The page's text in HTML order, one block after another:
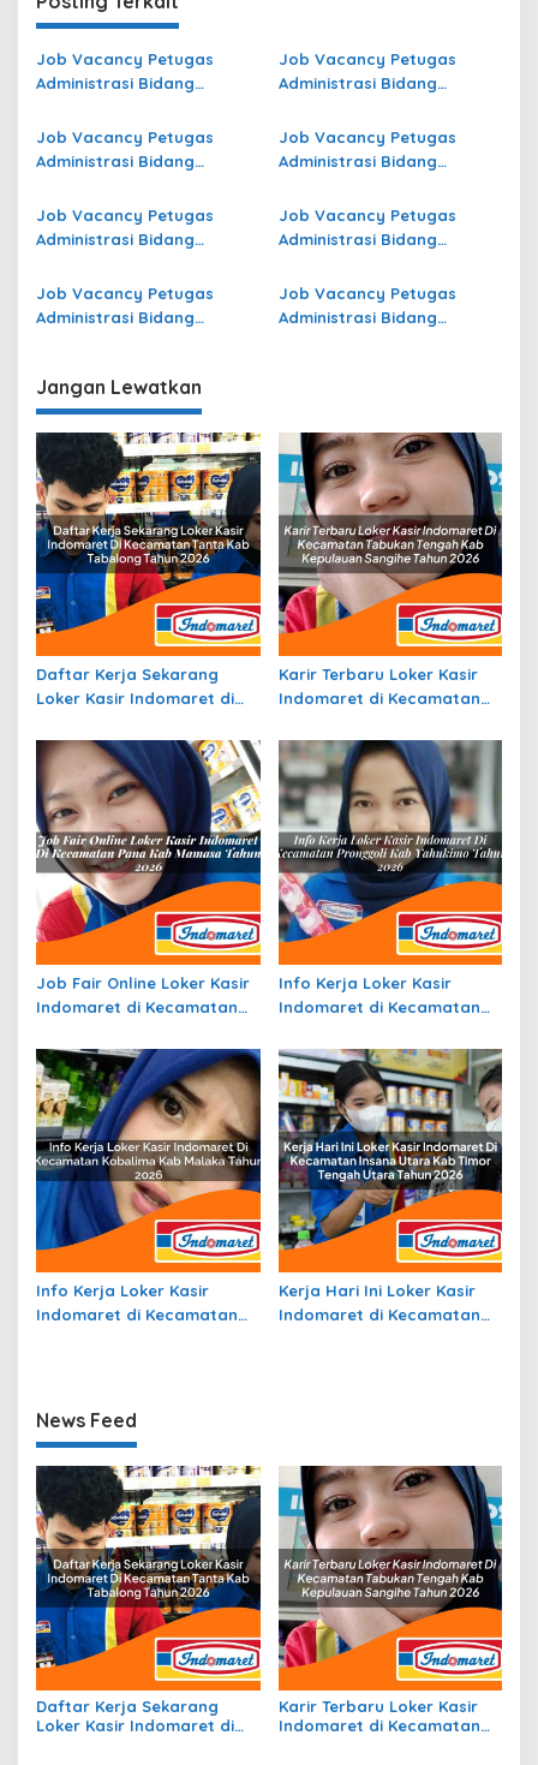
Job Vacancy Petugas
Administrasi Bidang
Anambas Terbaru
Job Vacancy Petugas
Administrasi Bidang
Terbaru
Job Vacancy Petugas
Administrasi Bidang
Bawang Barat Terbaru
Job Vacancy Petugas
Administrasi Bidang
Terbaru
Job Vacancy Petugas
Administrasi Bidang
Barat Terbaru
Job Vacancy Petugas
Administrasi Bidang
di Ogan Komering Ulu
Selatan Terbaru
Job Vacancy Petugas
Administrasi Bidang
Job Vacancy Petugas
Administrasi Bidang
Jangan Lewatkan
Daftar Kerja Sekarang
Loker Kasir Indomaret di
Tabalong Tahun 2026
Karir Terbaru Loker Kasir
Indomaret di Kecamatan
Kepulauan Sangihe Tahun
2026
Job Fair Online Loker Kasir
Indomaret di Kecamatan
2026
Info Kerja Loker Kasir
Indomaret di Kecamatan
Tahun 2026
Info Kerja Loker Kasir
Indomaret di Kecamatan
Kerja Hari Ini Loker Kasir
Indomaret di Kecamatan
News Feed
Daftar Kerja Sekarang
Loker Kasir Indomaret di
Karir Terbaru Loker Kasir
Indomaret di Kecamatan